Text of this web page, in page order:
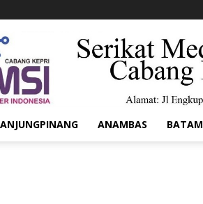
ANAMBAS BATAM